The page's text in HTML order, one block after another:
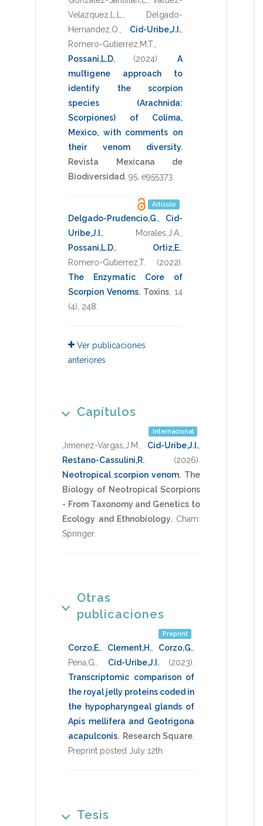
Velazquez,L.L.
Delgado-
Hernandez,O.
Cid-Uribe,J.I.
Romero-Gutierrez,M.T.
Possani,L.D.
(2024)
A
multigene approach to
identify the scorpion
species (Arachnida:
Scorpiones) of Colima,
Mexico, with comments on
their venom diversity.
Revista Mexicana de
Biodiversidad 95 e955373
Artículo
Delgado-Prudencio,G.
Cid-
Uribe,J.I.
Morales,J.A.
Possani,L.D.
Ortiz,E.
Romero-Gutierrez,T.
(2022)
The Enzymatic Core of
Scorpion Venoms. Toxins ,14
(4), 248
Ver publicaciones
anteriores
Capítulos
Internacional
Jimenez-Vargas,J.M. Cid-Uribe,J.I.
Restano-Cassulini,R.
(2026)
Neotropical scorpion venom. The
Biology of Neotropical Scorpions
- From Taxonomy and Genetics to
Ecology and Ethnobiology. Cham:
Springer.
Otras
publicaciones
Preprint
Corzo,E. Clement,H. Corzo,G.
Pena,G.
Cid-Uribe,J.I. (2023)
Transcriptomic comparison of
the royal jelly proteins coded in
the hypopharyngeal glands of
Apis mellifera and Geotrigona
acapulconis. Research Square
Preprint posted July 12th
Tesis